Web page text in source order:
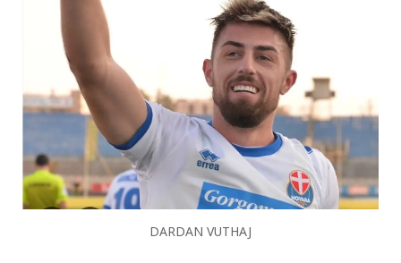
DARDAN VUTHAJ